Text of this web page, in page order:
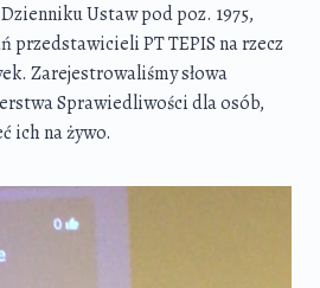
Ustaw pod poz. 1975,
przedstawicieli PT TEPIS na rzecz
Zarejestrowaliśmy słowa
Sprawiedliwości dla osób,
ich na żywo.